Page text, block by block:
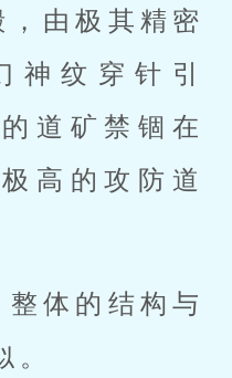
由极其精密
神纹穿针引
道矿禁锢在
高的攻防道
体的结构与
。